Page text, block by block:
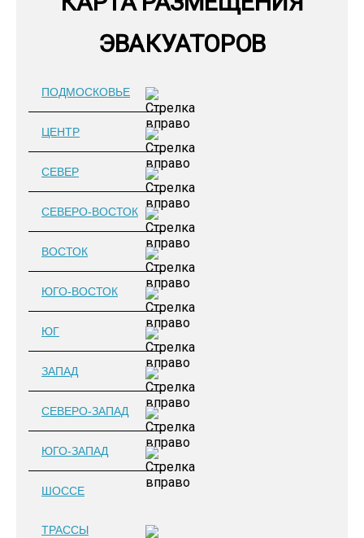
ЭВАКУАТОРОВ
ПОДМОСКОВЬЕ
ЦЕНТР
СЕВЕР
СЕВЕРО-ВОСТОК
ВОСТОК
ЮГО-ВОСТОК
ЮГ
ЗАПАД
СЕВЕРО-ЗАПАД
ЮГО-ЗАПАД
ШОССЕ
ТРАССЫ